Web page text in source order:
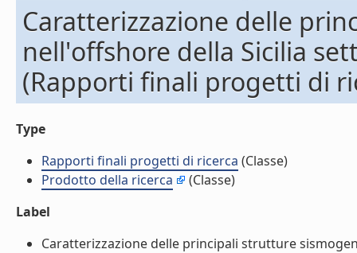
Caratterizzazione delle
nell'offshore della Sicilia
(Rapporti finali progetti di
Type
Rapporti finali progetti di ricerca (Classe)
Prodotto della ricerca
(Classe)
Label
Caratterizzazione delle principali strutture